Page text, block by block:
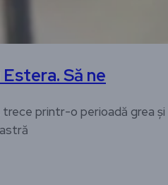
Să ne
printr-o perioadă grea și